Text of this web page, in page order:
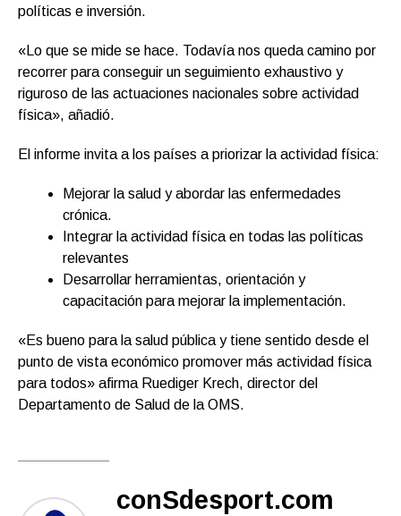
políticas e inversión.
«Lo que se mide se hace. Todavía nos queda camino por
recorrer para conseguir un seguimiento exhaustivo y
riguroso de las actuaciones nacionales sobre actividad
física», añadió.
El informe invita a los países a priorizar la actividad física:
Mejorar la salud y abordar las enfermedades
crónica.
Integrar la actividad física en todas las políticas
relevantes
Desarrollar herramientas, orientación y
capacitación para mejorar la implementación.
«Es bueno para la salud pública y tiene sentido desde el
punto de vista económico promover más actividad física
para todos» afirma Ruediger Krech, director del
Departamento de Salud de la OMS.
conSdesport.com